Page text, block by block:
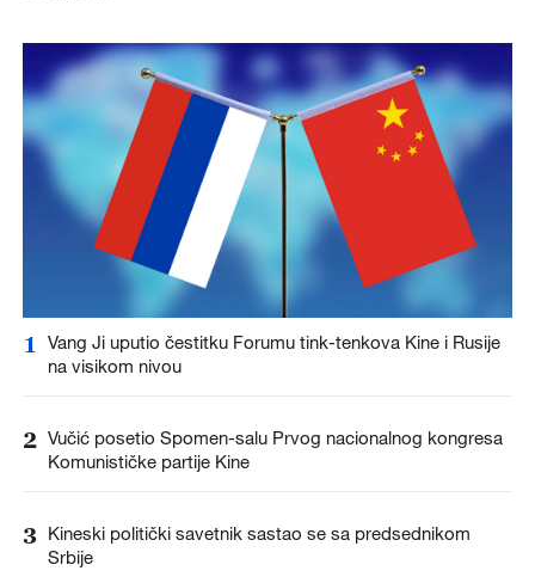
1
Vang Ji uputio čestitku Forumu tink-tenkova Kine i Rusije
na visikom nivou
2 Vučić posetio Spomen-salu Prvog nacionalnog kongresa
Komunističke partije Kine
3 Kineski politički savetnik sastao se sa predsednikom
Srbije